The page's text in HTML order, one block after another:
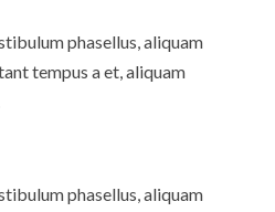
phasellus, aliquam
tempus a et, aliquam
phasellus, aliquam